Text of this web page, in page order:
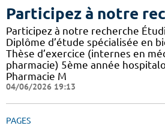
Participez à notre
Participez à notre recherche
Diplôme d’étude spécialisée en
Thèse d’exercice (internes en
pharmacie) 5ème année
Pharmacie M
04/06/2026 19:13
PAGES